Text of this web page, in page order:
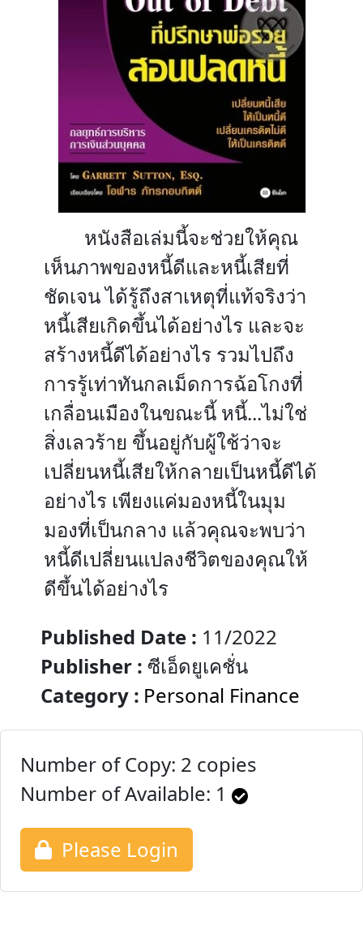
หนังสือเล่มนี้จะช่วยให้คุณ
เห็นภาพของหนี้ดีและหนี้เสียที่
ชัดเจน ได้รู้ถึงสาเหตุที่แท้จริงว่า
หนี้เสียเกิดขึ้นได้อย่างไร และจะ
สร้างหนี้ดีได้อย่างไร รวมไปถึง
การรู้เท่าทันกลเม็ดการฉ้อโกงที่
เกลื่อนเมืองในขณะนี้ หนี้...ไม่ใช่
สิ่งเลวร้าย ขึ้นอยู่กับผู้ใช้ว่าจะ
เปลี่ยนหนี้เสียให้กลายเป็นหนี้ดีได้
อย่างไร เพียงแค่มองหนี้ในมุม
มองที่เป็นกลาง แล้วคุณจะพบว่า
หนี้ดีเปลี่ยนแปลงชีวิตของคุณให้
ดีขึ้นได้อย่างไร
Published Date : 11/2022
Publisher : ซีเอ็ดยูเคชั่น
Category : Personal Finance
Number of Copy: 2 copies
Number of Available: 1
Please Login